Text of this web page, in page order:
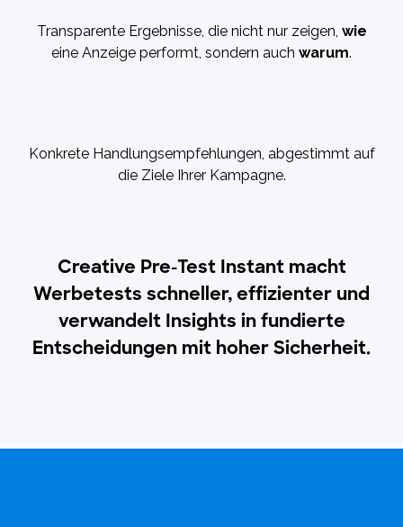
Transparente Ergebnisse, die nicht nur zeigen, wie
eine Anzeige performt, sondern auch warum.
Konkrete Handlungsempfehlungen, abgestimmt auf
die Ziele Ihrer Kampagne.
Creative Pre-Test Instant macht
Werbetests schneller, effizienter und
verwandelt Insights in fundierte
Entscheidungen mit hoher Sicherheit.